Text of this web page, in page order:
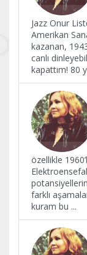
Jazz Onur
Amerikan
kazanan,
canlı
kapattım! 80
özellikle
farklı
kuram bu ...